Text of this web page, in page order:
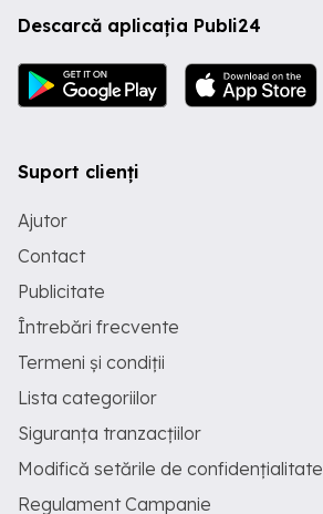
Descarcă aplicația Publi24
Suport clienți
Ajutor
Contact
Publicitate
Întrebări frecvente
Termeni și condiții
Lista categoriilor
Siguranța tranzacțiilor
Modifică setările de confidențialitate
Regulament Campanie